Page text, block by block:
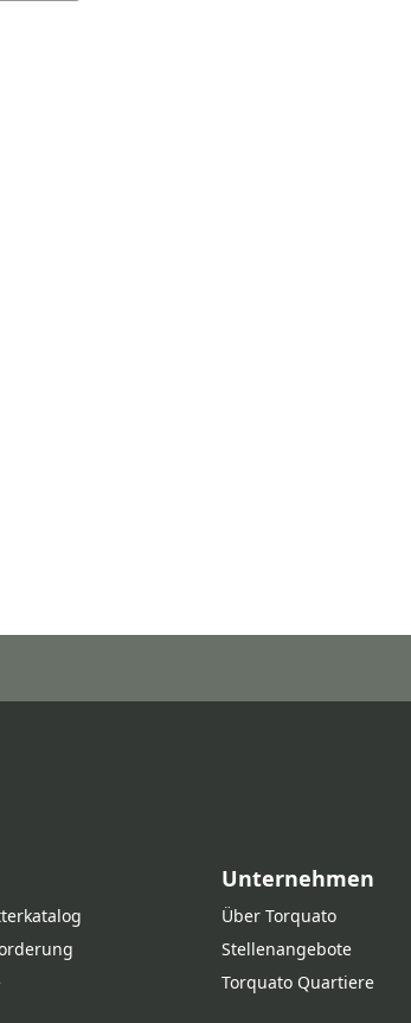
Unternehmen
Über Torquato
Stellenangebote
Torquato Quartiere